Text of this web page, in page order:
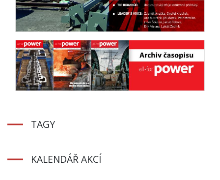
TAGY
KALENDÁŘ AKCÍ